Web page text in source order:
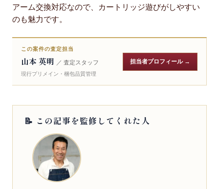
アーム交換対応なので、カートリッジ遊びがしやすい
のも魅力です。
この案件の査定担当
山本 英明 ／ 査定スタッフ
現行プリメイン・梱包品質管理
担当者プロフィール →
📝 この記事を監修してくれた人